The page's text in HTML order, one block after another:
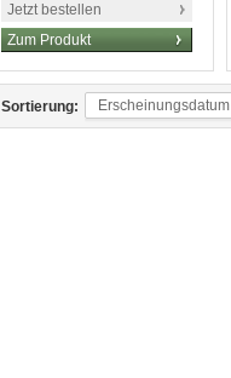
Jetzt bestellen
Zum Produkt
Sortierung: Erscheinungsdatum